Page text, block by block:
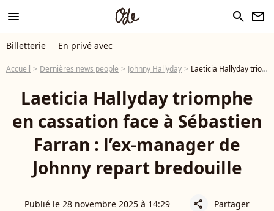
menu search newsletter
Billetterie En privé avec
Accueil Dernières news people Johnny Hallyday Laeticia Hallyday triomphe en cassation face à Sébastien Farran : l’ex-manager de Johnny repart bredouille
Laeticia Hallyday triomphe
en cassation face à Sébastien
Farran : l’ex-manager de
Johnny repart bredouille
Publié le 28 novembre 2025 à 14:29 share Partager